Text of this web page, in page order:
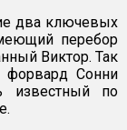
два ключевых
перебор
Виктор. Так
форвард Сонни
известный по